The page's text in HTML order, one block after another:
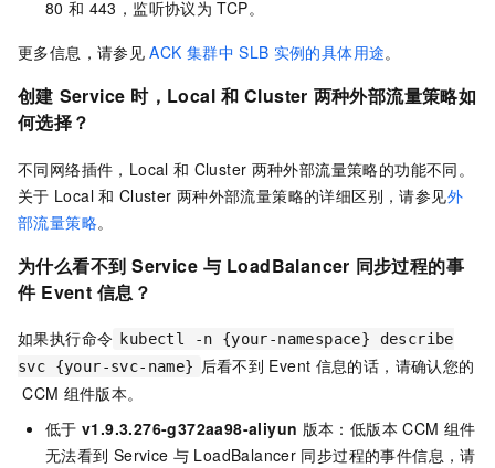
80 和 443，监听协议为 TCP。
更多信息，请参见 ACK 集群中 SLB 实例的具体用途。
创建 Service 时，Local 和 Cluster 两种外部流量策略如
何选择？
不同网络插件，Local 和 Cluster 两种外部流量策略的功能不同。
关于 Local 和 Cluster 两种外部流量策略的详细区别，请参见外
部流量策略。
为什么看不到 Service 与 LoadBalancer 同步过程的事
件 Event 信息？
如果执行命令 kubectl -n {your-namespace} describe
svc {your-svc-name} 后看不到 Event 信息的话，请确认您的
CCM 组件版本。
低于 v1.9.3.276-g372aa98-aliyun 版本：低版本 CCM 组件
无法看到 Service 与 LoadBalancer 同步过程的事件信息，请